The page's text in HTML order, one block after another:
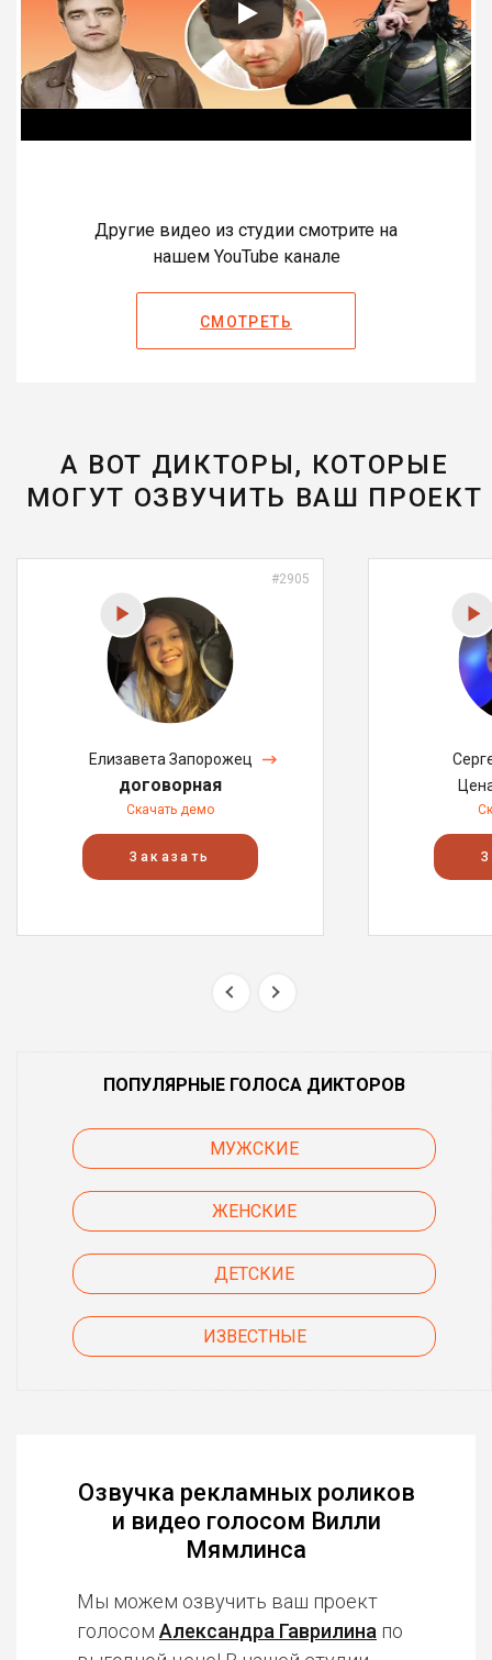
Другие видео из студии смотрите на
нашем YouTube канале
СМОТРЕТЬ
А ВОТ ДИКТОРЫ, КОТОРЫЕ
МОГУТ ОЗВУЧИТЬ ВАШ ПРОЕКТ
#2905
Елизавета Запорожец
договорная
Скачать демо
Заказать
ПОПУЛЯРНЫЕ ГОЛОСА ДИКТОРОВ
МУЖСКИЕ
ЖЕНСКИЕ
ДЕТСКИЕ
ИЗВЕСТНЫЕ
Озвучка рекламных роликов
и видео голосом Вилли
Мямлинса
Мы можем озвучить ваш проект
голосом Александра Гаврилина по